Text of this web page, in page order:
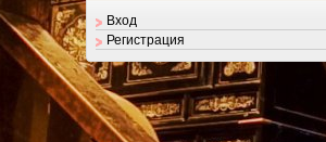
Вход
Регистрация